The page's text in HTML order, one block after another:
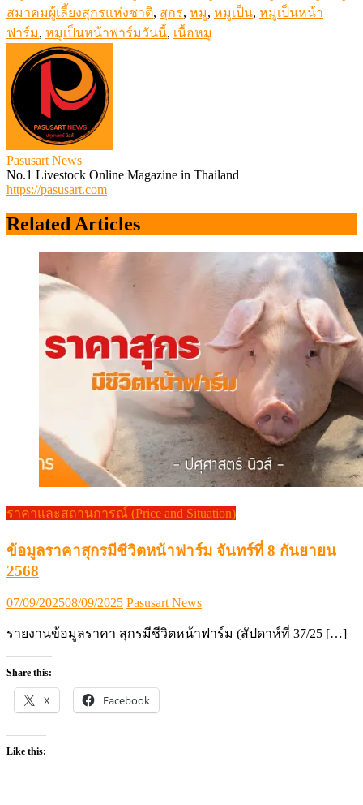
สมาคมผู้เลี้ยงสุกรแห่งชาติ, สุกร, หมู, หมูเป็น, หมูเป็นหน้า
ฟาร์ม, หมูเป็นหน้าฟาร์มวันนี้, เนื้อหมู
Pasusart News
No.1 Livestock Online Magazine in Thailand
https://pasusart.com
Related Articles
ราคาและสถานการณ์ (Price and Situation)
ข้อมูลราคาสุกรมีชีวิตหน้าฟาร์ม จันทร์ที่ 8 กันยายน
2568
Posted
07/09/202508/09/2025 Author
Pasusart News
รายงานข้อมูลราคา สุกรมีชีวิตหน้าฟาร์ม (สัปดาห์ที่ 37/25 […]
Share this:
X Facebook
Like this: